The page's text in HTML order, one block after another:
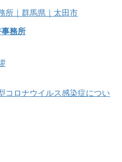
務所
コロナウイルス感染症につい